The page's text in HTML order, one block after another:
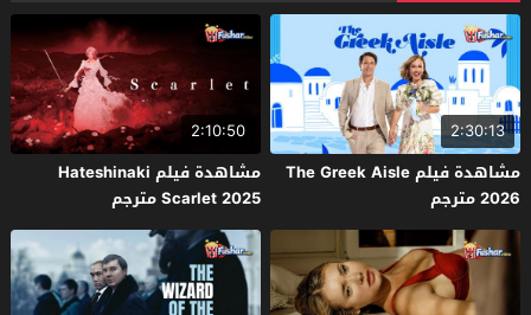
2:30:13
مشاهدة فيلم The Greek Aisle
2026 مترجم
2:10:50
مشاهدة فيلم Hateshinaki
Scarlet 2025 مترجم